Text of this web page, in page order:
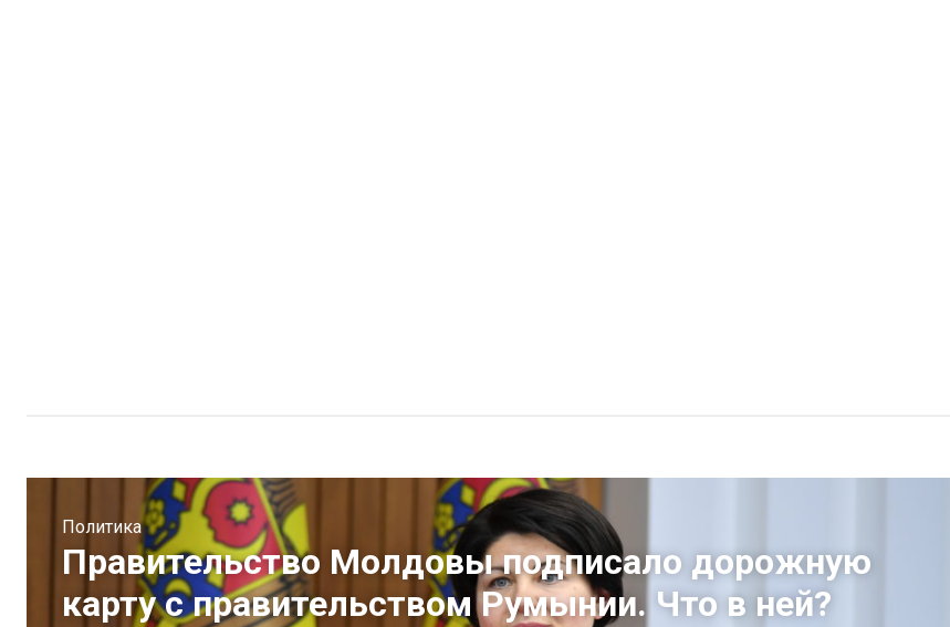
Политика
Правительство Молдовы подписало дорожную
карту с правительством Румынии. Что в ней?